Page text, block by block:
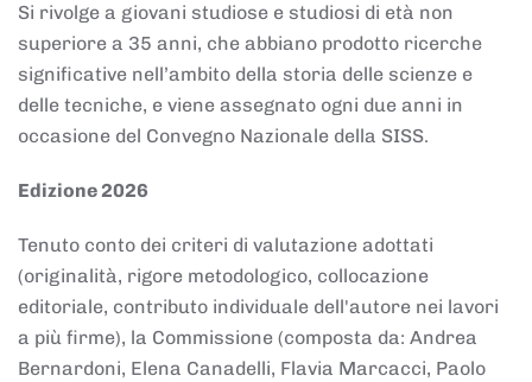
Si rivolge a giovani studiose e studiosi di età non
superiore a 35 anni, che abbiano prodotto ricerche
significative nell’ambito della storia delle scienze e
delle tecniche, e viene assegnato ogni due anni in
occasione del Convegno Nazionale della SISS.
Edizione 2026
Tenuto conto dei criteri di valutazione adottati
(originalità, rigore metodologico, collocazione
editoriale, contributo individuale dell'autore nei lavori
a più firme), la Commissione (composta da: Andrea
Bernardoni, Elena Canadelli, Flavia Marcacci, Paolo